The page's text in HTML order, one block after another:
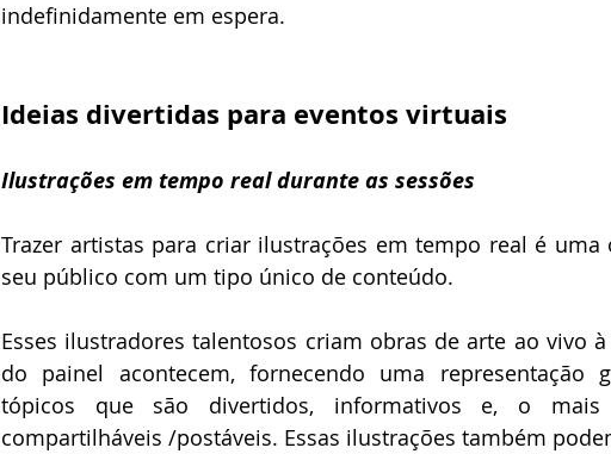
indefinidamente em espera.
Ideias divertidas para eventos virtuais
Ilustrações em tempo real durante as sessões
Trazer artistas para criar ilustrações em tempo real é
seu público com um tipo único de conteúdo.
Esses ilustradores talentosos criam obras de arte ao vivo
do painel acontecem, fornecendo uma representação
tópicos que são divertidos, informativos e, o mais
compartilháveis ​/postáveis. Essas ilustrações também